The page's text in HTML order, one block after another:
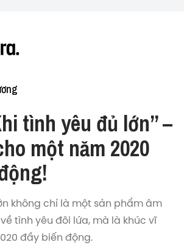
tình yêu đủ lớn” –
một năm 2020
không chỉ là một sản phẩm âm
tình yêu đôi lứa, mà là khúc vĩ
đầy biến động.